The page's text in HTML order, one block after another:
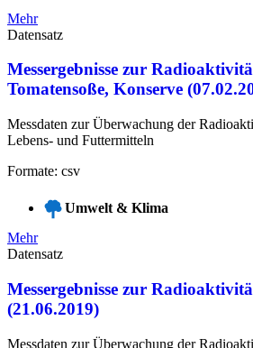
Mehr
Datensatz
Messergebnisse zur
Tomatensoße, Konserve
Messdaten zur Überwachung der
Lebens- und Futtermitteln
Formate: csv
Umwelt & Klima
Mehr
Datensatz
Messergebnisse zur
(21.06.2019)
Messdaten zur Überwachung der